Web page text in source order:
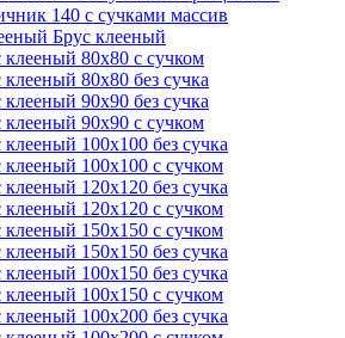
140 с сучками массив
Брус клееный
клееный 80х80 с сучком
клееный 80х80 без сучка
клееный 90х90 без сучка
клееный 90х90 с сучком
клееный 100х100 без сучка
клееный 100х100 с сучком
клееный 120х120 без сучка
клееный 120х120 с сучком
клееный 150х150 с сучком
клееный 150х150 без сучка
клееный 100х150 без сучка
клееный 100х150 с сучком
клееный 100х200 без сучка